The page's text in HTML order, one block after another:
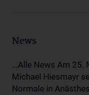
News
...Alle News Am 25.
Michael Hiesmayr
Normale in